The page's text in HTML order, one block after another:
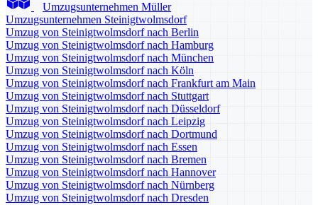
Umzugsunternehmen Müller
Umzugsunternehmen Steinigtwolmsdorf
Umzug von Steinigtwolmsdorf nach Berlin
Umzug von Steinigtwolmsdorf nach Hamburg
Umzug von Steinigtwolmsdorf nach München
Umzug von Steinigtwolmsdorf nach Köln
Umzug von Steinigtwolmsdorf nach Frankfurt am Main
Umzug von Steinigtwolmsdorf nach Stuttgart
Umzug von Steinigtwolmsdorf nach Düsseldorf
Umzug von Steinigtwolmsdorf nach Leipzig
Umzug von Steinigtwolmsdorf nach Dortmund
Umzug von Steinigtwolmsdorf nach Essen
Umzug von Steinigtwolmsdorf nach Bremen
Umzug von Steinigtwolmsdorf nach Hannover
Umzug von Steinigtwolmsdorf nach Nürnberg
Umzug von Steinigtwolmsdorf nach Dresden